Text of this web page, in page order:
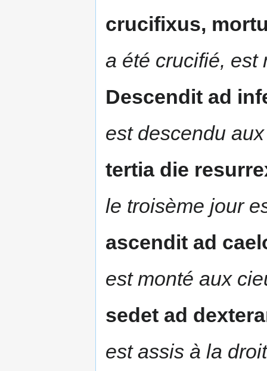
crucifixus,
a été crucifié, est
Descendit ad
est descendu
tertia die
le troisème jour
ascendit ad
est monté aux
sedet ad
est assis à la